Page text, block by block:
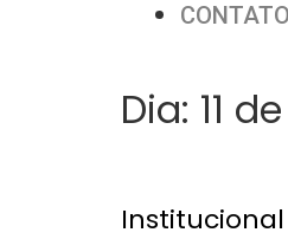
CONTATO
Dia: 11